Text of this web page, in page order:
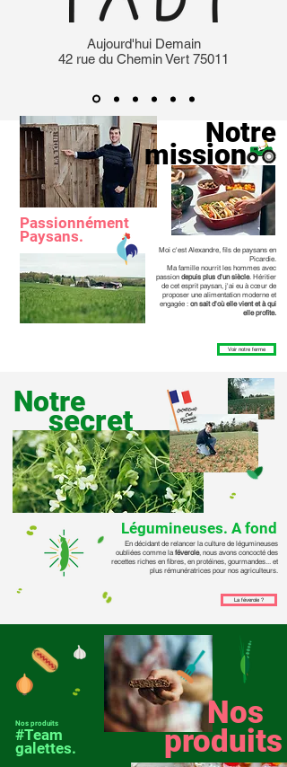
Aujourd'hui Demain
42 rue du Chemin Vert 75011
Notre
Passionnément
Paysans.
Moi c'est Alexandre, fils de paysans en
Picardie.
Ma famille nourrit les hommes avec
passion depuis plus d'un siècle. Héritier
de cet esprit paysan, j'ai eu à cœur de
proposer une alimentation moderne et
engagée : on sait d'où elle vient et à qui
elle profite.
mission
Voir notre ferme
Notre
secret
Légumineuses. A fond
En décidant de relancer la culture de légumineuses
oubliées comme la féverole, nous avons concocté des
recettes riches en fibres, en protéines, gourmandes... et
plus rémunératrices pour nos agriculteurs.
La féverole ?
produits
Nos
#Team
galettes.
Nos produits